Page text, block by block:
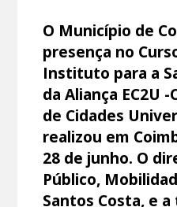
O Município de
presença no
Instituto para a
da Aliança EC2U
de Cidades
realizou em
28 de junho. O
Público,
Santos Costa, e